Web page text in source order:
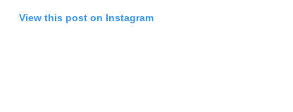
View this post on Instagram